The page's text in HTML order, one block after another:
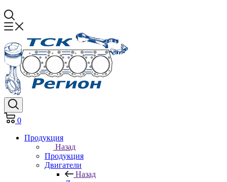
0
Продукция
Назад
Продукция
Двигатели
Назад